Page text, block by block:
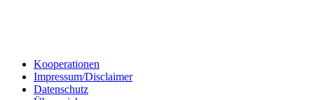
Kooperationen
Impressum/Disclaimer
Datenschutz